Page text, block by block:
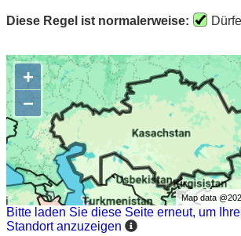
Diese Regel ist normalerweise:
+
−
Map data
Bitte laden Sie diese Seite erneut, um
Standort anzuzeigen